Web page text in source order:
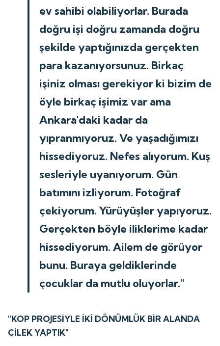
ev sahibi olabiliyorlar. Burada
doğru işi doğru zamanda doğru
şekilde yaptığınızda gerçekten
para kazanıyorsunuz. Birkaç
işiniz olması gerekiyor ki bizim de
öyle birkaç işimiz var ama
Ankara'daki kadar da
yıpranmıyoruz. Ve yaşadığımızı
hissediyoruz. Nefes alıyorum. Kuş
sesleriyle uyanıyorum. Gün
batımını izliyorum. Fotoğraf
çekiyorum. Yürüyüşler yapıyoruz.
Gerçekten böyle iliklerime kadar
hissediyorum. Ailem de görüyor
bunu. Buraya geldiklerinde
çocuklar da mutlu oluyorlar."
"KOP PROJESİYLE İKİ DÖNÜMLÜK BİR ALANDA
ÇİLEK YAPTIK"